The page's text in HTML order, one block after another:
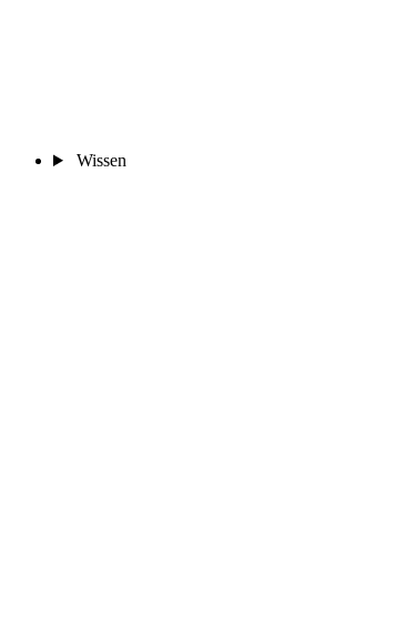
Wissen